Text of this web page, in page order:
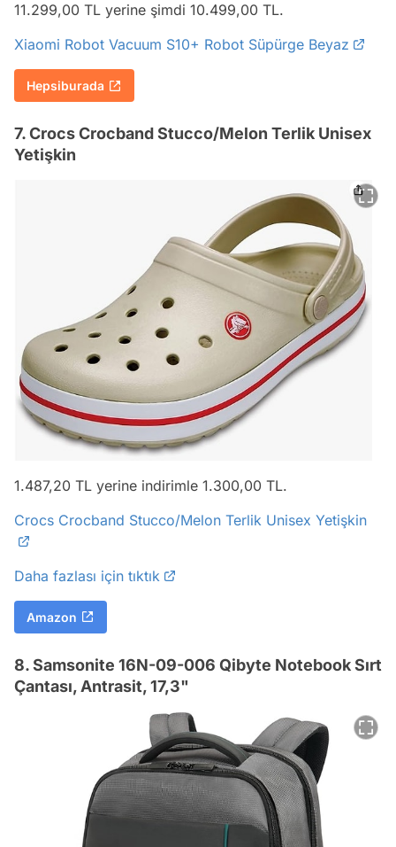
11.299,00 TL yerine şimdi 10.499,00 TL.
Xiaomi Robot Vacuum S10+ Robot Süpürge Beyaz
Hepsiburada
7. Crocs Crocband Stucco/Melon Terlik Unisex
Yetişkin
1.487,20 TL yerine indirimle 1.300,00 TL.
Crocs Crocband Stucco/Melon Terlik Unisex Yetişkin
Daha fazlası için tıktık
Amazon
8. Samsonite 16N-09-006 Qibyte Notebook Sırt
Çantası, Antrasit, 17,3"